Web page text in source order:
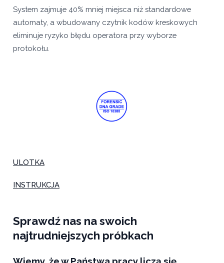
System zajmuje 40% mniej miejsca niż standardowe
automaty, a wbudowany czytnik kodów kreskowych
eliminuje ryzyko błędu operatora przy wyborze
protokołu.
ULOTKA
INSTRUKCJA
Sprawdź nas na swoich
najtrudniejszych próbkach